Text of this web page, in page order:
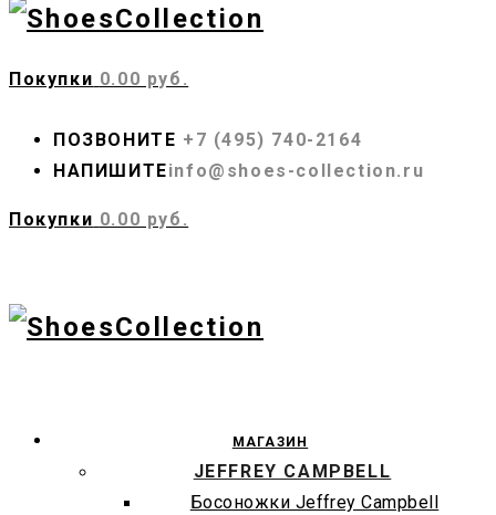
Покупки 0.00 руб.
ПОЗВОНИТЕ +7 (495) 740-2164
НАПИШИТЕinfo@shoes-collection.ru
Покупки 0.00 руб.
МАГАЗИН
JEFFREY CAMPBELL
Босоножки Jeffrey Campbell